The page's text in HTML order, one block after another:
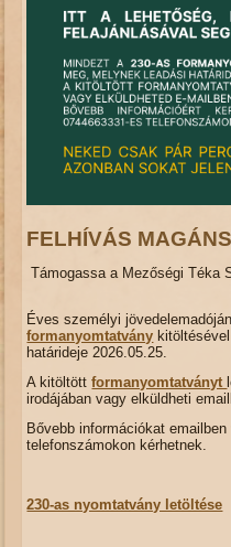
FELHÍVÁS
Támogassa a Mezőségi Téka
Éves személyi
formanyomtatvány
határideje 2026.05.25.
A kitöltöttformanyomtatványt
irodájában vagy elküldheti
Bővebb információkat emailben
telefonszámokon kérhetnek.
230-as nyomtatvány letöltése